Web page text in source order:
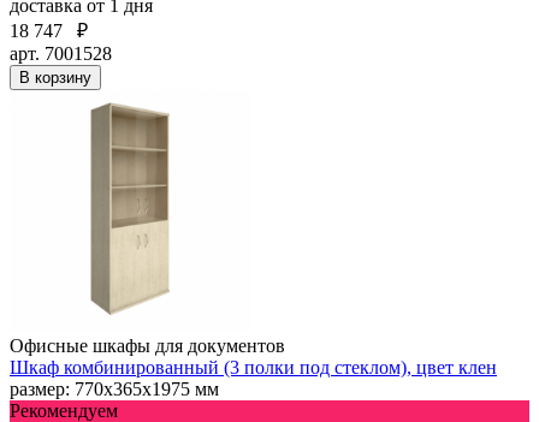
доставка от 1 дня
18 747
₽
арт. 7001528
В корзину
Офисные шкафы для документов
Шкаф комбинированный (3 полки под стеклом), цвет клен
размер: 770х365х1975 мм
Рекомендуем